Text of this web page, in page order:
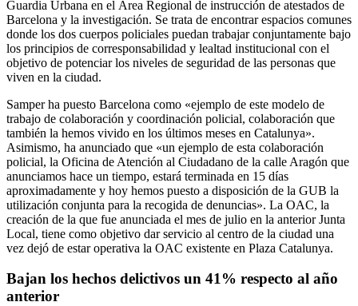
Guardia Urbana en el Área Regional de instrucción de atestados de
Barcelona y la investigación. Se trata de encontrar espacios comunes
donde los dos cuerpos policiales puedan trabajar conjuntamente bajo
los principios de corresponsabilidad y lealtad institucional con el
objetivo de potenciar los niveles de seguridad de las personas que
viven en la ciudad.
Samper ha puesto Barcelona como «ejemplo de este modelo de
trabajo de colaboración y coordinación policial, colaboración que
también la hemos vivido en los últimos meses en Catalunya».
Asimismo, ha anunciado que «un ejemplo de esta colaboración
policial, la Oficina de Atención al Ciudadano de la calle Aragón que
anunciamos hace un tiempo, estará terminada en 15 días
aproximadamente y hoy hemos puesto a disposición de la GUB la
utilización conjunta para la recogida de denuncias». La OAC, la
creación de la que fue anunciada el mes de julio en la anterior Junta
Local, tiene como objetivo dar servicio al centro de la ciudad una
vez dejó de estar operativa la OAC existente en Plaza Catalunya.
Bajan los hechos delictivos un 41% respecto al año
anterior